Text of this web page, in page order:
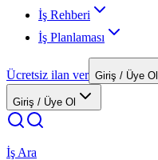
İş Rehberi
İş Planlaması
Ücretsiz ilan ver Giriş / Üye Ol
Giriş / Üye Ol
İş Ara